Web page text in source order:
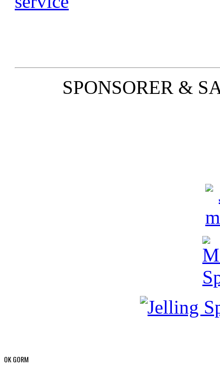
SPONSORER &
OK GORM